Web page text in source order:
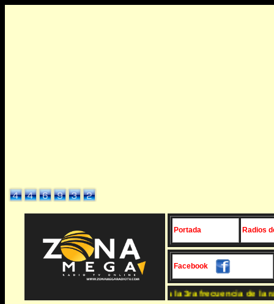
Portada Radios
Facebook
www.zonamegaradiotv.com Somos la 3ra frecuencia de la